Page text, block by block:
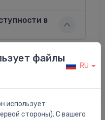
в
файлы
RU
использует
стороны). С вашего